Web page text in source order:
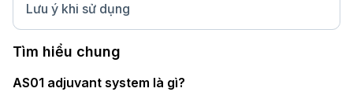
Lưu ý khi sử dụng
Tìm hiểu chung
AS01 adjuvant system là gì?